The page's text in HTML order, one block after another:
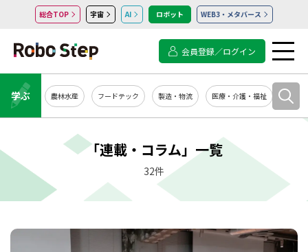
総合TOP 宇宙 AI ロボット WEB3・メタバース
会員登録／ログイン
学ぶ 農林水産 フードテック 製造・物流 医療・介護・福祉 シス
「連載・コラム」一覧
32件